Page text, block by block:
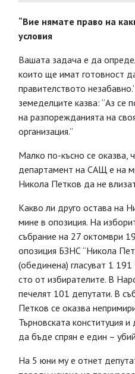
“Вие нямате право на
условия
Вашата задача е да
които ще имат готовност
правителството
земеделците казва: “Аз се
на разпорежданията на
организация.”
Малко по-късно се оказва,
департамент на САЩ е на
Никола Петков да не
Какво ли друго остава на
мине в опозиция. На
събрание на 27 октомври
опозиция БЗНС “Никола
(обединена) гласуват 1
сто от избирателите. В
печелят 101 депутати. В
Петков се оказва
Търновската конституция
да бъде спрян е един –
На 5 юни му е отнет